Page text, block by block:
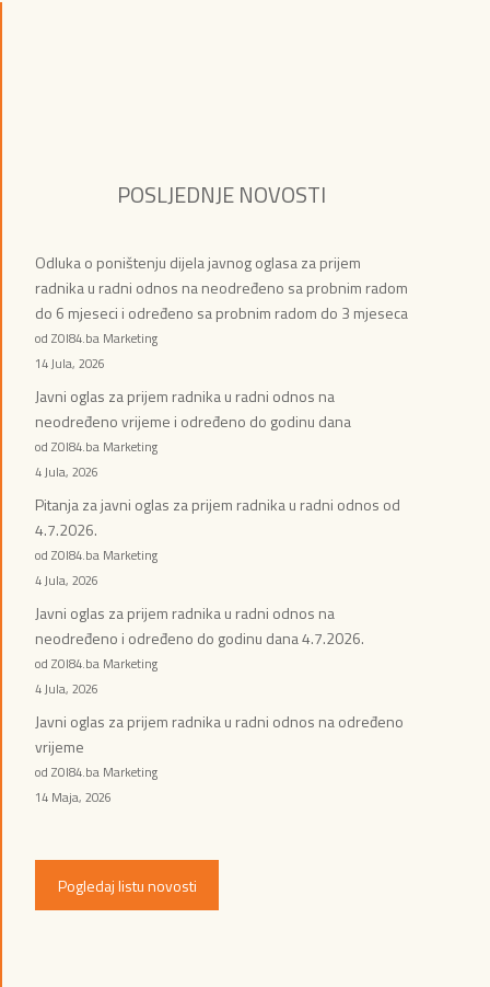
POSLJEDNJE NOVOSTI
Odluka o poništenju dijela javnog oglasa za prijem
radnika u radni odnos na neodređeno sa probnim radom
do 6 mjeseci i određeno sa probnim radom do 3 mjeseca
od ZOI84.ba Marketing
14 Jula, 2026
Javni oglas za prijem radnika u radni odnos na
neodređeno vrijeme i određeno do godinu dana
od ZOI84.ba Marketing
4 Jula, 2026
Pitanja za javni oglas za prijem radnika u radni odnos od
4.7.2026.
od ZOI84.ba Marketing
4 Jula, 2026
Javni oglas za prijem radnika u radni odnos na
neodređeno i određeno do godinu dana 4.7.2026.
od ZOI84.ba Marketing
4 Jula, 2026
Javni oglas za prijem radnika u radni odnos na određeno
vrijeme
od ZOI84.ba Marketing
14 Maja, 2026
Pogledaj listu novosti